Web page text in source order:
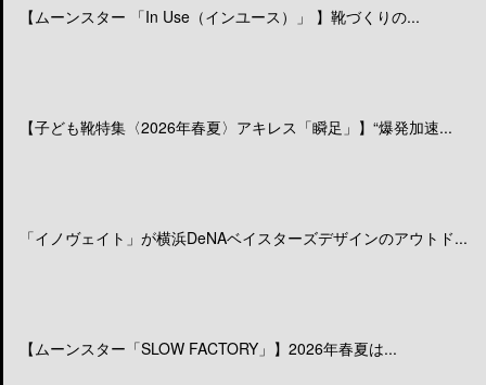
【ムーンスター 「In Use（インユース）」 】靴づくりの...
【子ども靴特集〈2026年春夏〉アキレス「瞬足」】“爆発加速...
「イノヴェイト」が横浜DeNAベイスターズデザインのアウトド...
【ムーンスター「SLOW FACTORY」】2026年春夏は...